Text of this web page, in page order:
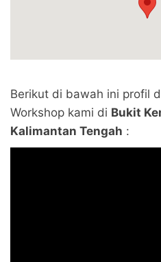
Berikut di bawah ini profil
Workshop kami di Bukit
Kalimantan Tengah :